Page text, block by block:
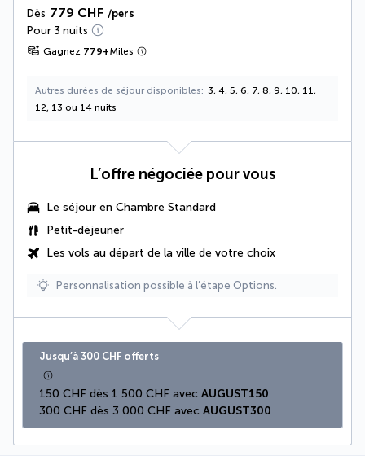
Dès 779 CHF /pers
Pour 3 nuits
Gagnez 779+Miles
Autres durées de séjour disponibles
3, 4, 5, 6, 7, 8, 9, 10, 11,
12, 13 ou 14 nuits
L’offre négociée pour vous
Le séjour en Chambre Standard
Petit-déjeuner
Les vols au départ de la ville de votre choix
Personnalisation possible à l’étape Options.
Jusqu’à 300 CHF offerts
150 CHF dès 1 500 CHF avec AUGUST150
300 CHF dès 3 000 CHF avec AUGUST300